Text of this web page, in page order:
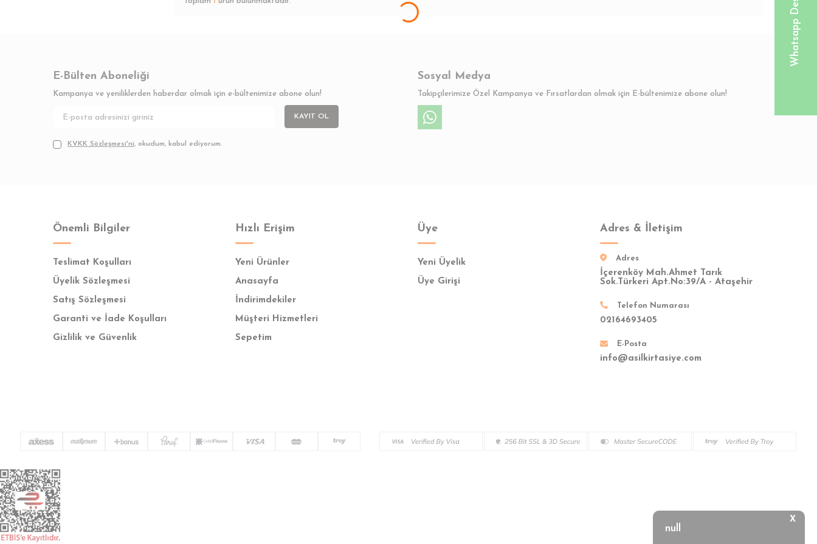
X
null
E-Bülten Aboneliği
Kampanya ve yeniliklerden haberdar olmak için e-bültenimize abone olun!
KAYIT OL
KVKK Sözleşmesi'ni, okudum, kabul ediyorum.
Sosyal Medya
Takipçilerimize Özel Kampanya ve Fırsatlardan olmak için E-bültenimize abone olun!
Önemli Bilgiler
Teslimat Koşulları
Üyelik Sözleşmesi
Satış Sözleşmesi
Garanti ve İade Koşulları
Gizlilik ve Güvenlik
Hızlı Erişim
Yeni Ürünler
Anasayfa
İndirimdekiler
Müşteri Hizmetleri
Sepetim
Üye
Yeni Üyelik
Üye Girişi
Adres & İletişim
Adres
İçerenköy Mah.Ahmet Tarık
Sok.Türkeri Apt.No:39/A - Ataşehir
Telefon Numarası
02164693405
E-Posta
info@asilkirtasiye.com